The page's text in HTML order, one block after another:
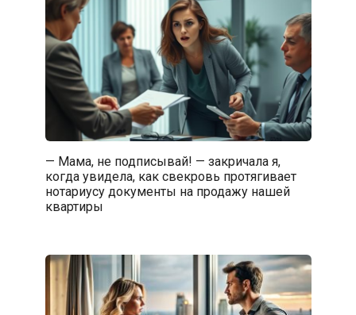
— Мама, не подписывай! — закричала я,
когда увидела, как свекровь протягивает
нотариусу документы на продажу нашей
квартиры